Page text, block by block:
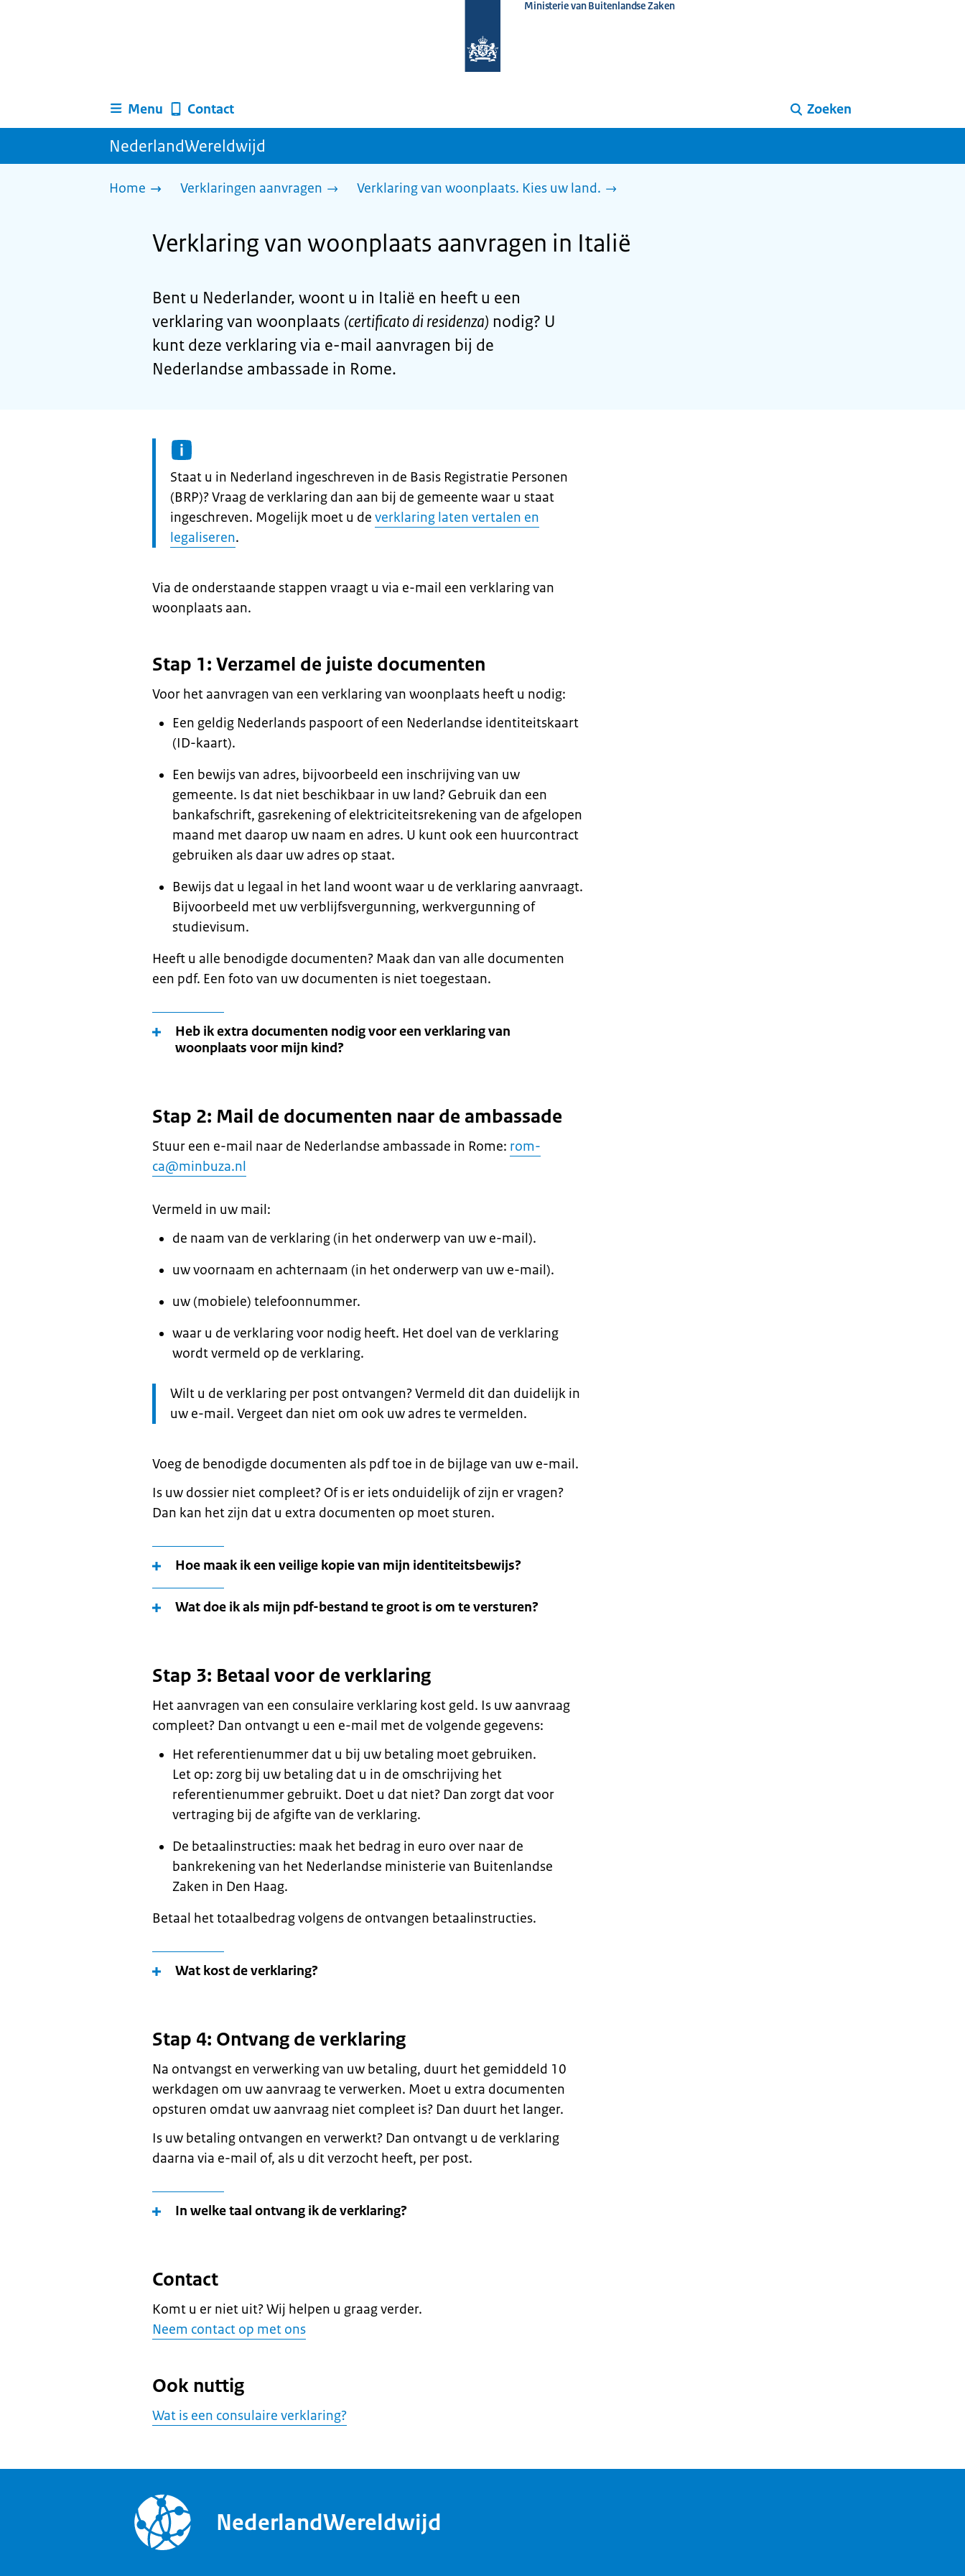
homepage
Ministerie van Buitenlandse Zaken
Menu Contact Zoeken
NederlandWereldwijd
Home Verklaringen aanvragen Verklaring van woonplaats. Kies uw land.
Verklaring van woonplaats aanvragen in Italië
Bent u Nederlander, woont u in Italië en heeft u een
verklaring van woonplaats (certificato di residenza) nodig? U
kunt deze verklaring via e-mail aanvragen bij de
Nederlandse ambassade in Rome.
Informatie:
Staat u in Nederland ingeschreven in de Basis Registratie Personen
(BRP)? Vraag de verklaring dan aan bij de gemeente waar u staat
ingeschreven. Mogelijk moet u de verklaring laten vertalen en
legaliseren.
Via de onderstaande stappen vraagt u via e-mail een verklaring van
woonplaats aan.
Stap 1: Verzamel de juiste documenten
Voor het aanvragen van een verklaring van woonplaats heeft u nodig:
Een geldig Nederlands paspoort of een Nederlandse identiteitskaart
(ID-kaart).
Een bewijs van adres, bijvoorbeeld een inschrijving van uw
gemeente. Is dat niet beschikbaar in uw land? Gebruik dan een
bankafschrift, gasrekening of elektriciteitsrekening van de afgelopen
maand met daarop uw naam en adres. U kunt ook een huurcontract
gebruiken als daar uw adres op staat.
Bewijs dat u legaal in het land woont waar u de verklaring aanvraagt.
Bijvoorbeeld met uw verblijfsvergunning, werkvergunning of
studievisum.
Heeft u alle benodigde documenten? Maak dan van alle documenten
een pdf. Een foto van uw documenten is niet toegestaan.
Heb ik extra documenten nodig voor een verklaring van
woonplaats voor mijn kind?
Stap 2: Mail de documenten naar de ambassade
Stuur een e-mail naar de Nederlandse ambassade in Rome: rom-
ca@minbuza.nl
Vermeld in uw mail:
de naam van de verklaring (in het onderwerp van uw e-mail).
uw voornaam en achternaam (in het onderwerp van uw e-mail).
uw (mobiele) telefoonnummer.
waar u de verklaring voor nodig heeft. Het doel van de verklaring
wordt vermeld op de verklaring.
Let
op:
Wilt u de verklaring per post ontvangen? Vermeld dit dan duidelijk in
uw e-mail. Vergeet dan niet om ook uw adres te vermelden.
Voeg de benodigde documenten als pdf toe in de bijlage van uw e-mail.
Is uw dossier niet compleet? Of is er iets onduidelijk of zijn er vragen?
Dan kan het zijn dat u extra documenten op moet sturen.
Hoe maak ik een veilige kopie van mijn identiteitsbewijs?
Wat doe ik als mijn pdf-bestand te groot is om te versturen?
Stap 3: Betaal voor de verklaring
Het aanvragen van een consulaire verklaring kost geld. Is uw aanvraag
compleet? Dan ontvangt u een e-mail met de volgende gegevens:
Het referentienummer dat u bij uw betaling moet gebruiken.
Let op: zorg bij uw betaling dat u in de omschrijving het
referentienummer gebruikt. Doet u dat niet? Dan zorgt dat voor
vertraging bij de afgifte van de verklaring.
De betaalinstructies: maak het bedrag in euro over naar de
bankrekening van het Nederlandse ministerie van Buitenlandse
Zaken in Den Haag.
Betaal het totaalbedrag volgens de ontvangen betaalinstructies.
Wat kost de verklaring?
Stap 4: Ontvang de verklaring
Na ontvangst en verwerking van uw betaling, duurt het gemiddeld 10
werkdagen om uw aanvraag te verwerken. Moet u extra documenten
opsturen omdat uw aanvraag niet compleet is? Dan duurt het langer.
Is uw betaling ontvangen en verwerkt? Dan ontvangt u de verklaring
daarna via e-mail of, als u dit verzocht heeft, per post.
In welke taal ontvang ik de verklaring?
Contact
Komt u er niet uit? Wij helpen u graag verder.
Neem contact op met ons
Ook nuttig
Wat is een consulaire verklaring?
NederlandWereldwijd